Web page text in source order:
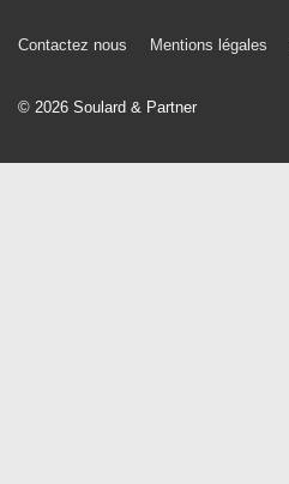
Menu
de
Contactez nous Mentions légales
© 2026 Soulard & Partner